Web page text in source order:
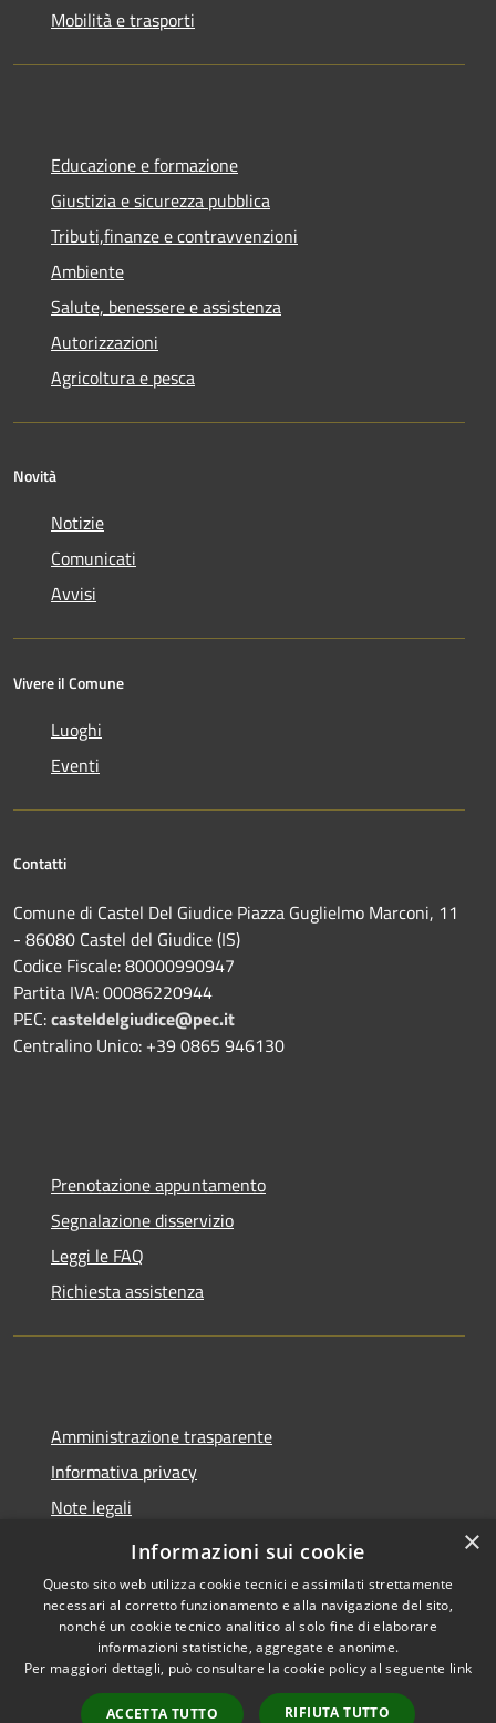
Mobilità e trasporti
Educazione e formazione
Giustizia e sicurezza pubblica
Tributi,finanze e contravvenzioni
Ambiente
Salute, benessere e assistenza
Autorizzazioni
Agricoltura e pesca
Novità
Notizie
Comunicati
Avvisi
Vivere il Comune
Luoghi
Eventi
Contatti
Comune di Castel Del Giudice Piazza Guglielmo Marconi, 11
- 86080 Castel del Giudice (IS)
Codice Fiscale: 80000990947
Partita IVA: 00086220944
PEC:casteldelgiudice@pec.it
Centralino Unico: +39 0865 946130
Prenotazione appuntamento
Segnalazione disservizio
Leggi le FAQ
Richiesta assistenza
Amministrazione trasparente
Informativa privacy
Note legali
Dichiarazione di accessibilità
Accessibilità
Copyright © 2026 • Comune di
Castel del Giudice • Powered by
Municipium•
Accesso
×
Informazioni sui cookie
Questo sito web utilizza cookie tecnici e assimilati strettamente
necessari al corretto funzionamento e alla navigazione del sito,
nonché un cookie tecnico analitico al solo fine di elaborare
informazioni statistiche, aggregate e anonime.
Per maggiori dettagli, può consultare la cookie policy al seguente link
ACCETTA TUTTO RIFIUTA TUTTO